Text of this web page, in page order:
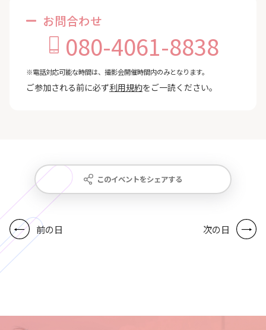
お問合わせ
080-4061-8838
※電話対応可能な時間は、撮影会開催時間内のみとなります。
ご参加される前に必ず利用規約をご一読ください。
このイベントをシェアする
前の日 次の日